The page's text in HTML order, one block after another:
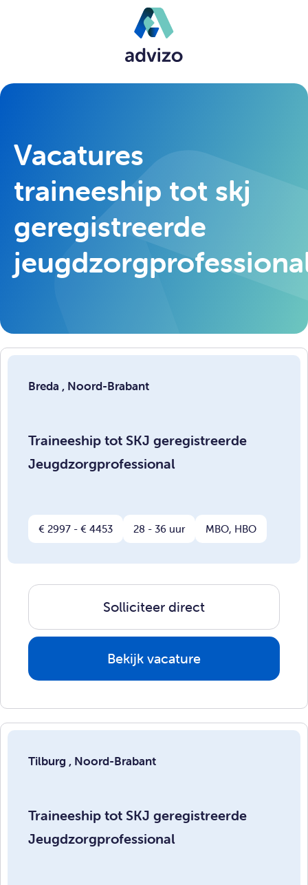
Vacatures
traineeship tot skj
geregistreerde
Breda , Noord-Brabant
Traineeship tot SKJ geregistreerde
Jeugdzorgprofessional
€ 2997 - € 4453 28 - 36 uur MBO, HBO
Solliciteer direct
Bekijk vacature
Tilburg , Noord-Brabant
Traineeship tot SKJ geregistreerde
Jeugdzorgprofessional